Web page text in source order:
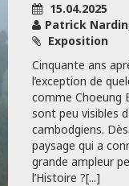
15.04.2025
Patrick
Exposition
Cinquante ans
l’exception de
comme Choeung
sont peu visibles
cambodgiens.
paysage qui a
grande ampleur
l’Histoire ?[...]